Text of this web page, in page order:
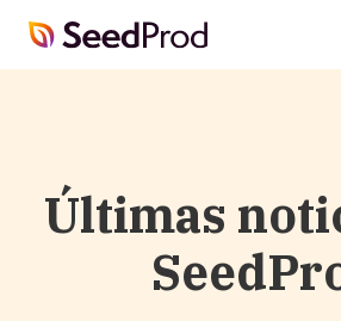
SeedProd
Últimas